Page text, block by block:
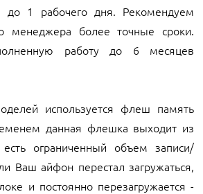
до 1 рабочего дня. Рекомендуем
менеджера более точные сроки.
работу до 6 месяцев
используется флеш память
данная флешка выходит из
ограниченный объем записи/
Ваш айфон перестал загружаться,
и постоянно перезагружается -